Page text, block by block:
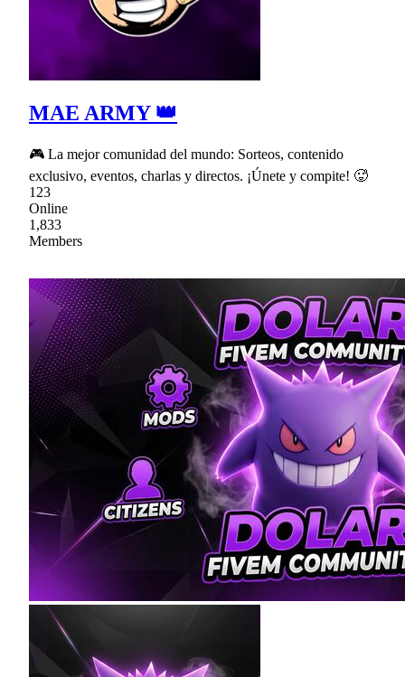
MAE ARMY 👑
🎮 La mejor comunidad del mundo: Sorteos, contenido
exclusivo, eventos, charlas y directos. ¡Únete y compite! 🥵
123
Online
1,833
Members